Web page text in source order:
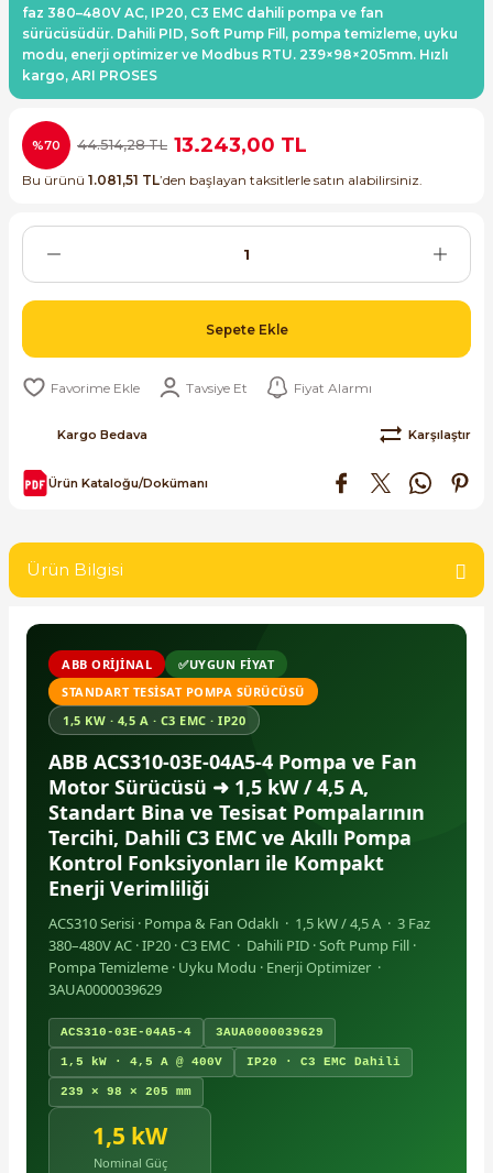
ve Transmitterleri ACS580
Sinamics S120 Modüler Sürücü Sistemi
Sinamics S210 Servo Sürücü Sistemi
Sinamics V20 Hız Kontrol Cihazları
Cihazları
Supply)
Rölesi, Cihazları ve Anahtarları
- UPS
Kesiciler
Şalterleri
Yol Vericiler
SIMATIC Endüstriyel Panel PC'ler
SIMATIC ExProof Panel PC'ler ve Thin
SIMATIC S7-300
SIMATIC TIA PORTAL HMI Yazılımları
SIMOTION Hareket Kontrol Üniteleri
WinCC Unified Runtime Yazılımları
faz 380–480V AC, IP20, C3 EMC dahili pompa ve fan
sürücüsüdür. Dahili PID, Soft Pump Fill, pompa temizleme, uyku
modu, enerji optimizer ve Modbus RTU. 239×98×205mm. Hızlı
kargo, ARI PROSES
%70 44.514,28 TL 13.243,00 TL
Bu ürünü 1.081,51 TL’den başlayan taksitlerle satın alabilirsiniz.
Sepete Ekle
Tavsiye Et Fiyat Alarmı
Kargo Bedava Karşılaştır
Ürün Kataloğu/Dokümanı
Ürün Bilgisi
ABB ORIJINAL
✅UYGUN FIYAT
STANDART TESISAT POMPA SÜRÜCÜSÜ
1,5 KW · 4,5 A · C3 EMC · IP20
ABB ACS310-03E-04A5-4 Pompa ve Fan
Motor Sürücüsü ➜ 1,5 kW / 4,5 A,
Standart Bina ve Tesisat Pompalarının
Tercihi, Dahili C3 EMC ve Akıllı Pompa
Kontrol Fonksiyonları ile Kompakt
Enerji Verimliliği
ACS310 Serisi · Pompa & Fan Odaklı · 1,5 kW / 4,5 A · 3 Faz
380–480V AC · IP20 · C3 EMC · Dahili PID · Soft Pump Fill ·
Pompa Temizleme · Uyku Modu · Enerji Optimizer ·
3AUA0000039629
ACS310-03E-04A5-4 3AUA0000039629
1,5 kW · 4,5 A @ 400V IP20 · C3 EMC Dahili
239 × 98 × 205 mm
1,5 kW
Nominal Güç